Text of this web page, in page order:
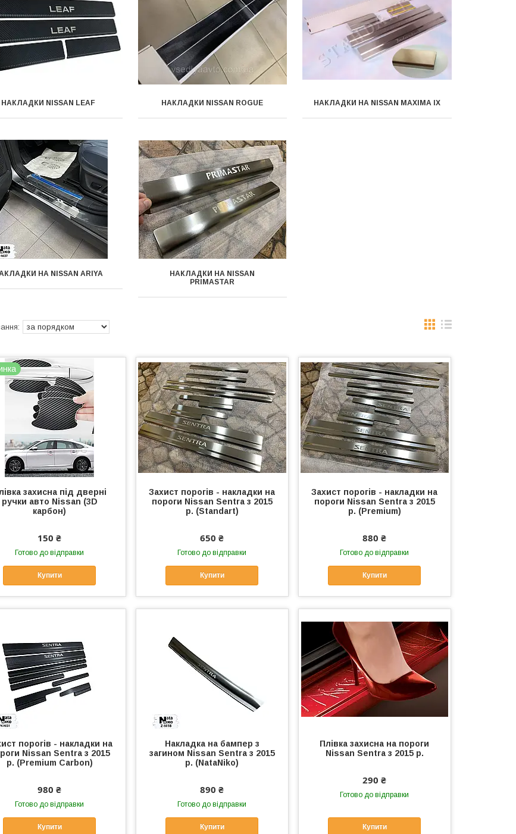
НАКЛАДКИ NISSAN LEAF НАКЛАДКИ NISSAN ROGUE НАКЛАДКИ НА NISSAN MAXIMA IX
НА NISSAN ARIYA
НАКЛАДКИ НА NISSAN
PRIMASTAR
захисна під дверні
ручки авто Nissan (3D
карбон)
150 ₴
Готово до відправки
Купити
Захист порогів - накладки на
пороги Nissan Sentra з 2015
р. (Standart)
650 ₴
Готово до відправки
Купити
Захист порогів - накладки на
пороги Nissan Sentra з 2015
р. (Premium)
880 ₴
Готово до відправки
Купити
порогів - накладки на
Nissan Sentra з 2015
р. (Premium Carbon)
980 ₴
Готово до відправки
Купити
Накладка на бампер з
загином Nissan Sentra з 2015
р. (NataNiko)
890 ₴
Готово до відправки
Купити
Плівка захисна на пороги
Nissan Sentra з 2015 р.
290 ₴
Готово до відправки
Купити